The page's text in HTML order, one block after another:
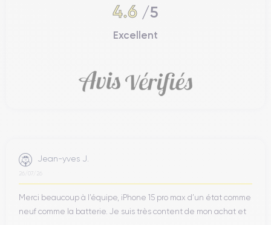
4.6 /5
Excellent
Jean-yves J.
26/07/26
Merci beaucoup à l’équipe, iPhone 15 pro max d’un état comme
neuf comme la batterie. Je suis très content de mon achat et